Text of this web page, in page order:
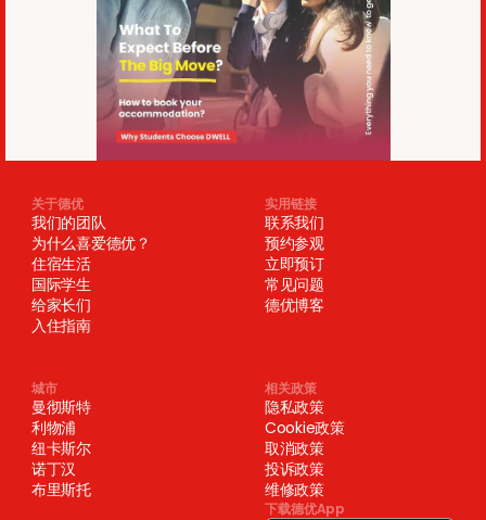
关于德优
我们的团队
为什么喜爱德优？
住宿生活
国际学生
给家长们
入住指南
实用链接
联系我们
预约参观
立即预订
常见问题
德优博客
城市
曼彻斯特
利物浦
纽卡斯尔
诺丁汉
布里斯托
相关政策
隐私政策
Cookie政策
取消政策
投诉政策
维修政策
下载德优App